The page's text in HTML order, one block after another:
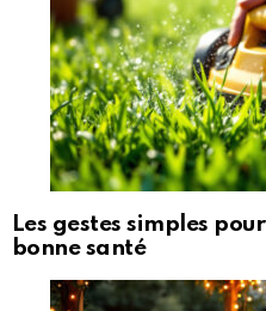
Les gestes simples
bonne santé